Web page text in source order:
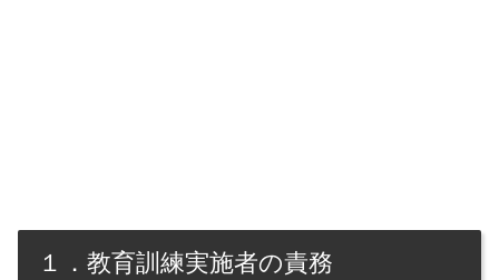
１．教育訓練実施者の責務